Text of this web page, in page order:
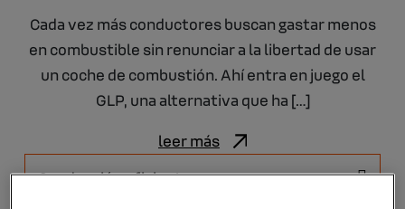
Cada vez más conductores buscan gastar menos
en combustible sin renunciar a la libertad de usar
un coche de combustión. Ahí entra en juego el
GLP, una alternativa que ha […]
leer más